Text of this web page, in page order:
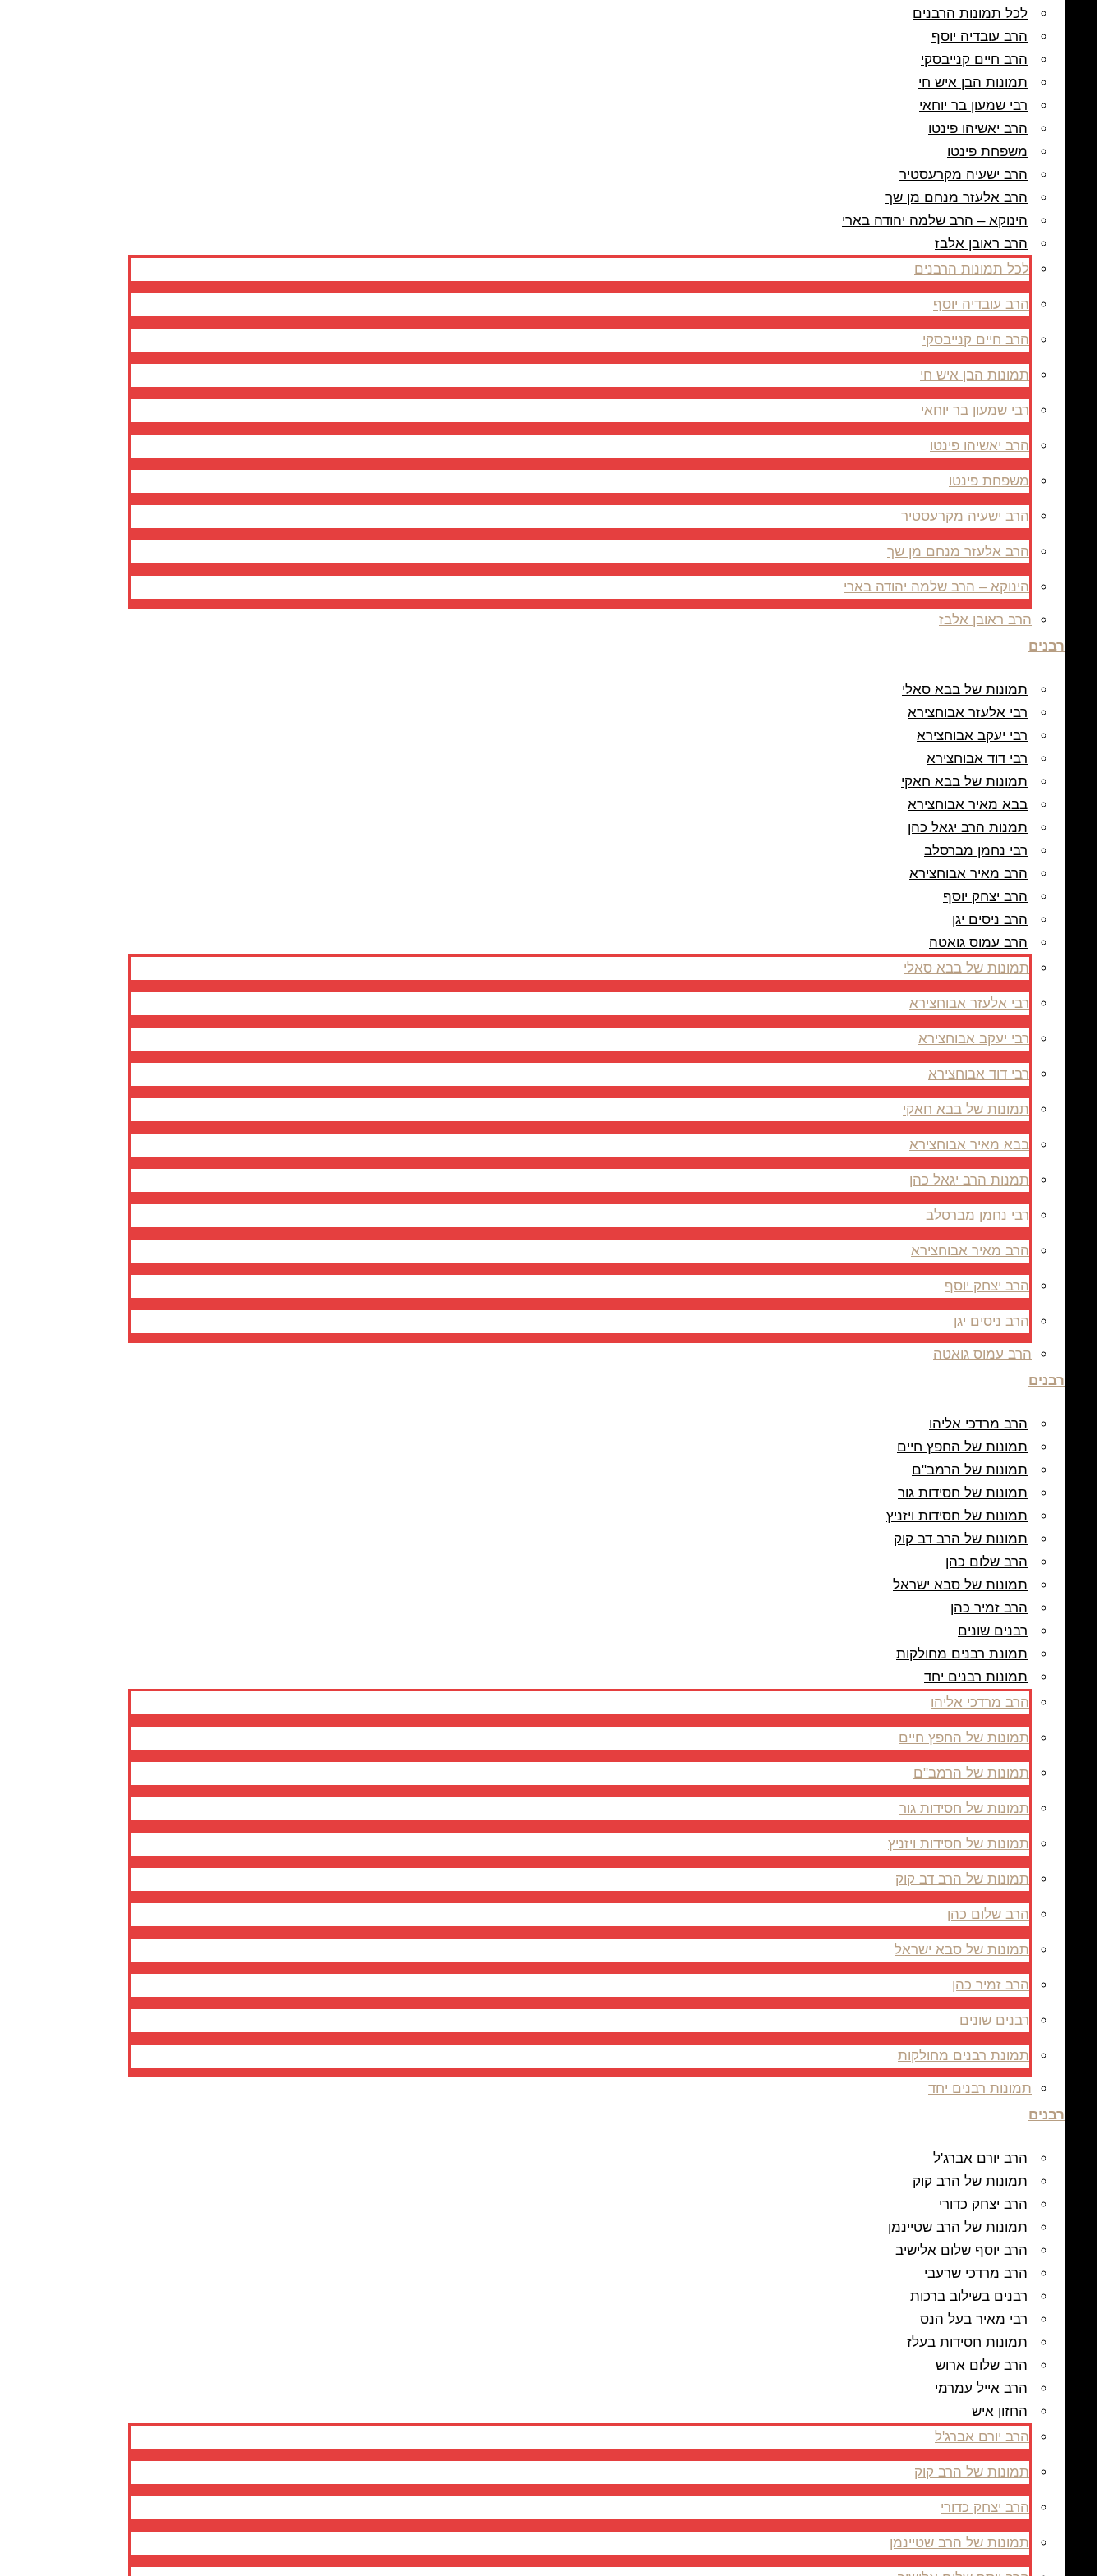
לכל תמונות הרבנים
הרב עובדיה יוסף
הרב חיים קנייבסקי
תמונות הבן איש חי
רבי שמעון בר יוחאי
הרב יאשיהו פינטו
משפחת פינטו
הרב ישעיה מקרעסטיר
הרב אלעזר מנחם מן שך
הינוקא – הרב שלמה יהודה בארי
הרב ראובן אלבז
לכל תמונות הרבנים
הרב עובדיה יוסף
הרב חיים קנייבסקי
תמונות הבן איש חי
רבי שמעון בר יוחאי
הרב יאשיהו פינטו
משפחת פינטו
הרב ישעיה מקרעסטיר
הרב אלעזר מנחם מן שך
הינוקא – הרב שלמה יהודה בארי
הרב ראובן אלבז
רבנים
תמונות של בבא סאלי
רבי אלעזר אבוחצירא
רבי יעקב אבוחצירא
רבי דוד אבוחצירא
תמונות של בבא חאקי
בבא מאיר אבוחצירא
תמנות הרב יגאל כהן
רבי נחמן מברסלב
הרב מאיר אבוחצירא
הרב יצחק יוסף
הרב ניסים יגן
הרב עמוס גואטה
תמונות של בבא סאלי
רבי אלעזר אבוחצירא
רבי יעקב אבוחצירא
רבי דוד אבוחצירא
תמונות של בבא חאקי
בבא מאיר אבוחצירא
תמנות הרב יגאל כהן
רבי נחמן מברסלב
הרב מאיר אבוחצירא
הרב יצחק יוסף
הרב ניסים יגן
הרב עמוס גואטה
רבנים
הרב מרדכי אליהו
תמונות של החפץ חיים
תמונות של הרמב"ם
תמונות של חסידות גור
תמונות של חסידות ויזניץ
תמונות של הרב דב קוק
הרב שלום כהן
תמונות של סבא ישראל
הרב זמיר כהן
רבנים שונים
תמונת רבנים מחולקות
תמונות רבנים יחד
הרב מרדכי אליהו
תמונות של החפץ חיים
תמונות של הרמב"ם
תמונות של חסידות גור
תמונות של חסידות ויזניץ
תמונות של הרב דב קוק
הרב שלום כהן
תמונות של סבא ישראל
הרב זמיר כהן
רבנים שונים
תמונת רבנים מחולקות
תמונות רבנים יחד
רבנים
הרב יורם אברג'ל
תמונות של הרב קוק
הרב יצחק כדורי
תמונות של הרב שטיינמן
הרב יוסף שלום אלישיב
הרב מרדכי שרעבי
רבנים בשילוב ברכות
רבי מאיר בעל הנס
תמונות חסידות בעלז
הרב שלום ארוש
הרב אייל עמרמי
החזון איש
הרב יורם אברג'ל
תמונות של הרב קוק
הרב יצחק כדורי
תמונות של הרב שטיינמן